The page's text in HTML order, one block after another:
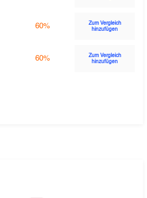
60%
Zum Vergleich
hinzufügen
60%
Zum Vergleich
hinzufügen